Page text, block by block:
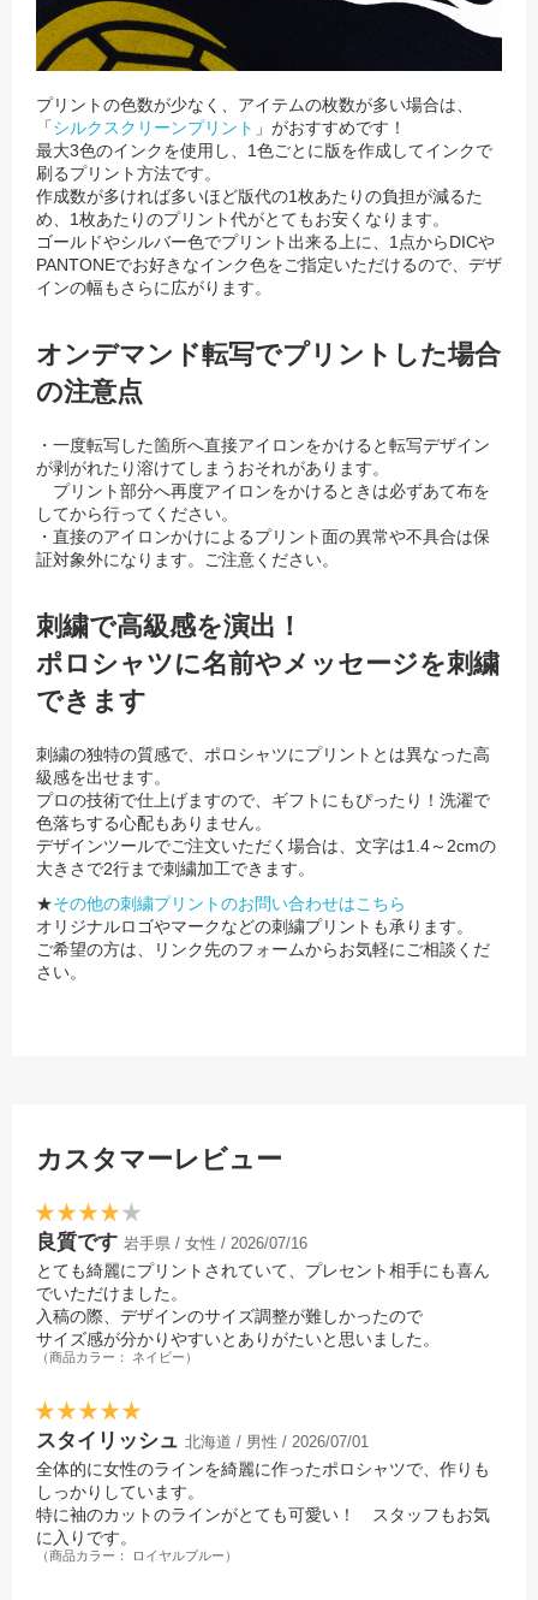
プリントの色数が少なく、アイテムの枚数が多い場合は、
「シルクスクリーンプリント 」がおすすめです！
最大3色のインクを使用し、1色ごとに版を作成してインクで
刷るプリント方法です。
作成数が多ければ多いほど版代の1枚あたりの負担が減るた
め、1枚あたりのプリント代がとてもお安くなります。
ゴールドやシルバー色でプリント出来る上に、1点からDICや
PANTONEでお好きなインク色をご指定いただけるので、 デザ
インの幅もさらに広がります。
オンデマンド転写でプリントした場合
の注意点
・一度転写した箇所へ直接アイロンをかけると転写デザイン
が剥がれたり溶けてしまうおそれがあります。
プリント部分へ再度アイロンをかけるときは必ずあて布を
してから行ってください。
・直接のアイロンかけによるプリント面の異常や不具合は保
証対象外になります。ご注意ください。
刺繍で高級感を演出！
ポロシャツに名前やメッセージを刺繍
できます
刺繍の独特の質感で、ポロシャツにプリントとは異なった高
級感を出せます。
プロの技術で仕上げますので、ギフトにもぴったり！洗濯で
色落ちする心配もありません。
デザインツールでご注文いただく場合は、文字は1.4～2cmの
大きさで2行まで刺繍加工できます。
★その他の刺繍プリントのお問い合わせはこちら
オリジナルロゴやマークなどの刺繍プリントも承ります。
ご希望の方は、リンク先のフォームからお気軽にご相談くだ
さい。
カスタマーレビュー
良質です 岩手県 / 女性 / 2026/07/16
とても綺麗にプリントされていて、プレセント相手にも喜ん
でいただけました。
入稿の際、デザインのサイズ調整が難しかったので
サイズ感が分かりやすいとありがたいと思いました。
（商品カラー： ネイビー）
スタイリッシュ 北海道 / 男性 / 2026/07/01
全体的に女性のラインを綺麗に作ったポロシャツで、作りも
しっかりしています。
特に袖のカットのラインがとても可愛い！ スタッフもお気
に入りです。
（商品カラー： ロイヤルブルー）